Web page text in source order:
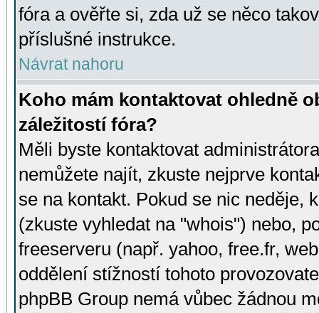
fóra a ověřte si, zda už se něco
příslušné instrukce.
Návrat nahoru
Koho mám kontaktovat ohledně
záležitostí fóra?
Měli byste kontaktovat
nemůžete najít, zkuste nejprve
se na kontakt. Pokud se nic neděje,
(zkuste vyhledat na "whois") nebo,
freeserveru (např. yahoo, free.fr,
oddělení stížností tohoto
phpBB Group nemá vůbec žádnou